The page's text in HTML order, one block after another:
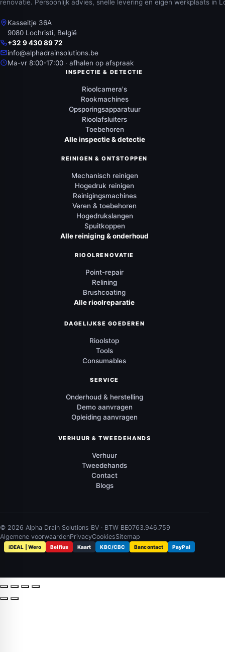
renovatie. Persoonlijk advies, snelle levering en eigen werkplaats in
Kasseitje 36A
9080 Lochristi, België
+32 9 430 89 72
info@alphadrainsolutions.be
Ma-vr 8:00-17:00 · afhalen op afspraak
INSPECTIE & DETECTIE
Rioolcamera's
Rookmachines
Opsporingsapparatuur
Rioolafsluiters
Toebehoren
Alle inspectie & detectie
REINIGEN & ONTSTOPPEN
Mechanisch reinigen
Hogedruk reinigen
Reinigingsmachines
Veren & toebehoren
Hogedrukslangen
Spuitkoppen
Alle reiniging & onderhoud
RIOOLRENOVATIE
Point-repair
Relining
Brushcoating
Alle rioolreparatie
DAGELIJKSE GOEDEREN
Rioolstop
Tools
Consumables
SERVICE
Onderhoud & herstelling
Demo aanvragen
Opleiding aanvragen
VERHUUR & TWEEDEHANDS
Verhuur
Tweedehands
Contact
Blogs
© 2026 Alpha Drain Solutions BV · BTW BE0763.946.759
Algemene voorwaardenPrivacyCookiesSitemap
iDEAL | Wero Belfius Kaart KBC/CBC Bancontact PayPal